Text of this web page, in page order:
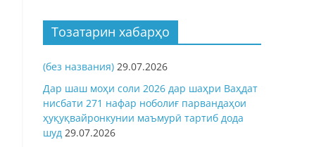
Тозатарин хабарҳо
(без названия) 29.07.2026
Дар шаш моҳи соли 2026 дар шаҳри Ваҳдат
нисбати 271 нафар ноболиғ парвандаҳои
ҳуқуқвайронкунии маъмурӣ тартиб дода
шуд 29.07.2026